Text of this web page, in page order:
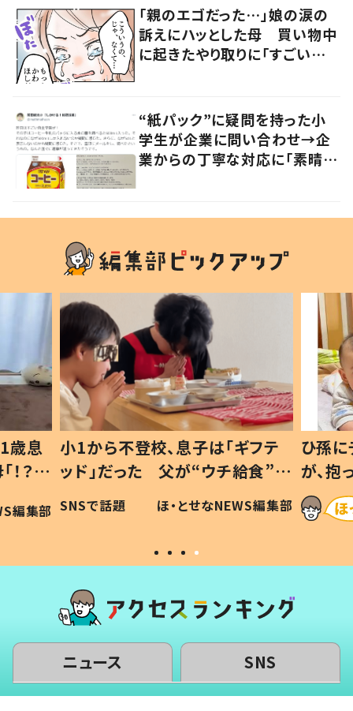
「親のエゴだった…」娘の涙の
訴えにハッとした母 買い物中
に起きたやり取りに「すごい分
“紙パック”に疑問を持った小
学生が企業に問い合わせ→企
業からの丁寧な対応に「素晴ら
歳息
？」
編集部
小1から不登校、息子は「ギフテ
ッド」だった 父が“ウチ給食”を
作り続ける理由とは #令和の親
#令和の子
SNSで話題 ほ・とせなNEWS編集部
ひ孫
が、
「涙が
い」
ニュース SNS